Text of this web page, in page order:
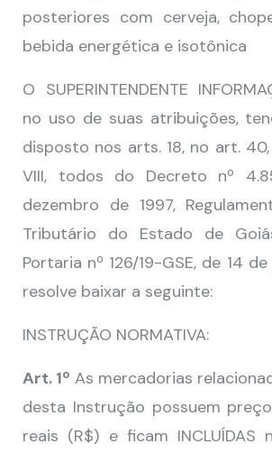
posteriores com cerveja,
bebida energética e isotônica
O SUPERINTENDENTE
no uso de suas atribuições,
disposto nos arts. 18, no art.
VIII, todos do Decreto nº
dezembro de 1997,
Tributário do Estado de
Portaria nº 126/19-GSE, de 14
resolve baixar a seguinte:
INSTRUÇÃO NORMATIVA:
Art. 1º As mercadorias
desta Instrução possuem
reais (R$) e ficam INCLUÍDAS